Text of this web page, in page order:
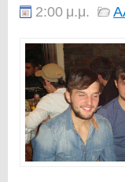
2:00 μ.μ.